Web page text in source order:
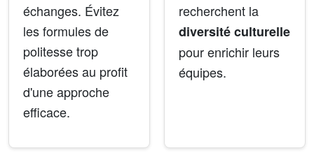
échanges. Évitez
les formules de
politesse trop
élaborées au profit
d'une approche
efficace.
recherchent la
diversité culturelle
pour enrichir leurs
équipes.